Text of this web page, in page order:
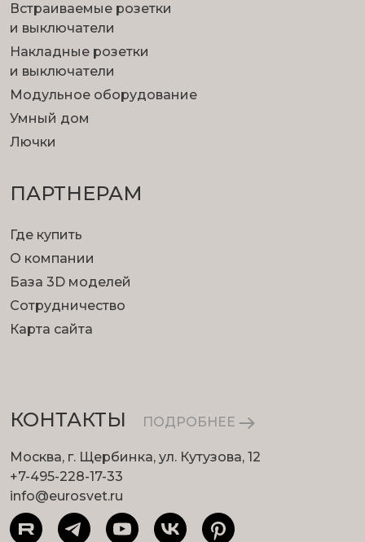
Встраиваемые розетки
и выключатели
Накладные розетки
и выключатели
Модульное оборудование
Умный дом
Лючки
ПАРТНЕРАМ
Где купить
О компании
База 3D моделей
Сотрудничество
Карта сайта
КОНТАКТЫ ПОДРОБНЕЕ
Москва, г. Щербинка, ул. Кутузова, 12
+7-495-228-17-33
info@eurosvet.ru